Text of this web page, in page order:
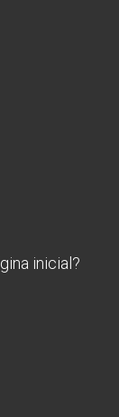
inicial?